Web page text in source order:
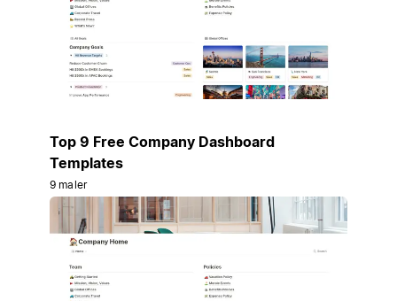
Top 9 Free Company Dashboard
Templates
9 maler